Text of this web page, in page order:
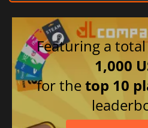
Featuring a
1,000
for thetop 10